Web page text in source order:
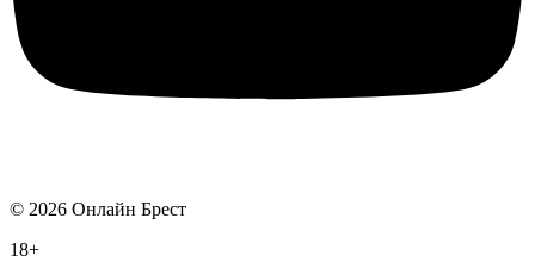
© 2026 Онлайн Брест
18+